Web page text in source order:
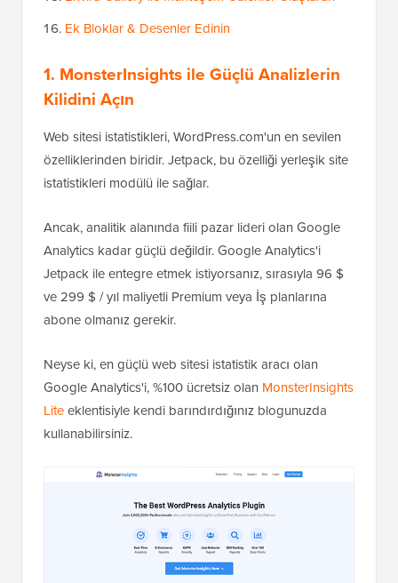
Ek Bloklar & Desenler Edinin
1. MonsterInsights ile Güçlü Analizlerin
Kilidini Açın
Web sitesi istatistikleri, WordPress.com'un en sevilen
özelliklerinden biridir. Jetpack, bu özelliği yerleşik site
istatistikleri modülü ile sağlar.
Ancak, analitik alanında fiili pazar lideri olan Google
Analytics kadar güçlü değildir. Google Analytics'i
Jetpack ile entegre etmek istiyorsanız, sırasıyla 96 $
ve 299 $ / yıl maliyetli Premium veya İş planlarına
abone olmanız gerekir.
Neyse ki, en güçlü web sitesi istatistik aracı olan
Google Analytics'i, %100 ücretsiz olan MonsterInsights
Liteeklentisiyle kendi barındırdığınız blogunuzda
kullanabilirsiniz.